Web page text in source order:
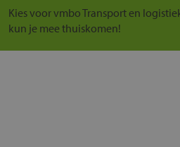
Kies voor vmbo Transport en
kun je mee thuiskomen!